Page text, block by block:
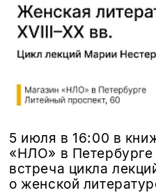
5 июля в 16:00 в
«НЛО» в Петербурге
встреча цикла
о женской